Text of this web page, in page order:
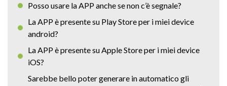
Posso usare la APP anche se non c’è segnale?
La APP è presente su Play Store per i miei device
android?
La APP è presente su Apple Store per i miei device
iOS?
Sarebbe bello poter generare in automatico gli